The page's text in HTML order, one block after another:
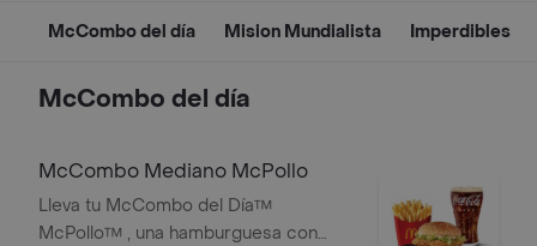
McCombo del día Mision Mundialista Imperdibles
McCombo del día
McCombo Mediano McPollo
Lleva tu McCombo del Día™
McPollo™ , una hamburguesa con